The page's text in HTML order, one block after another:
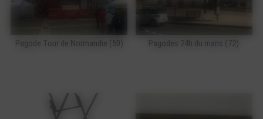
Pagode Tour de Normandie (50) Pagodes 24h du mans (72)